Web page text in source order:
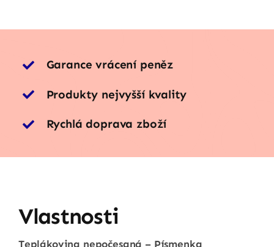
Garance vrácení peněz
Produkty nejvyšší kvality
Rychlá doprava zboží
Vlastnosti
Teplákovina nepočesaná – Písmenka